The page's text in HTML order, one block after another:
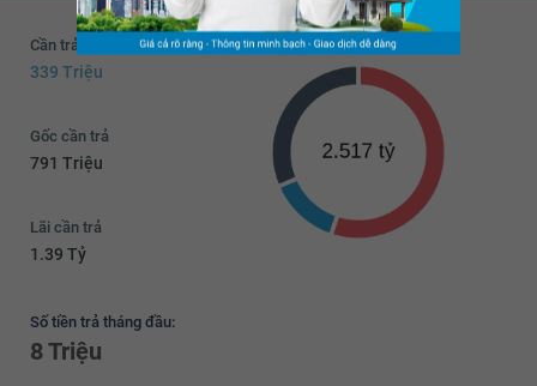
Cần trả trước
339 Triệu
Gốc cần trả
791 Triệu
Lãi cần trả
1.39 Tỷ
Số tiền trả tháng đầu:
8 Triệu